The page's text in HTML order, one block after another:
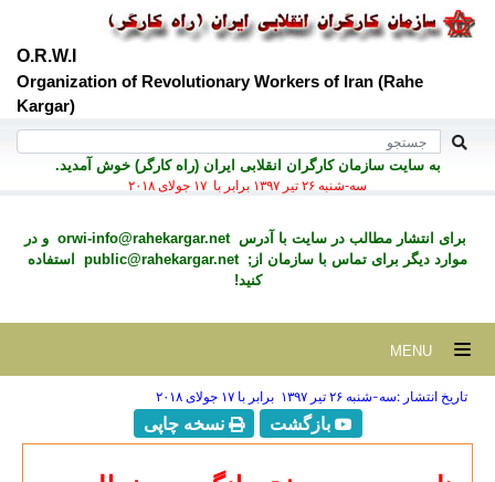
O.R.W.I
Organization of Revolutionary Workers of Iran (Rahe
Kargar)
به سايت سازمان کارگران انقلابی ايران (راه کارگر) خوش آمديد.
سه-شنبه ۲۶ تير ۱۳۹۷ برابر با ۱۷ جولای ۲۰۱۸
برای انتشار مطالب در سايت با آدرسorwi-info@rahekargar.net و در
موارد ديگر برای تماس با سازمان از; public@rahekargar.net استفاده
کنید!
MENU
تاریخ انتشار :سه-شنبه ۲۶ تير ۱۳۹۷ برابر با ۱۷ جولای ۲۰۱۸
بازگشت نسخه چاپی